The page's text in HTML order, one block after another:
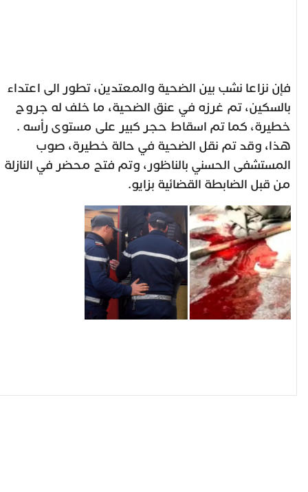
فإن نزاعا نشب بين الضحية والمعتدين، تطور الى اعتداء
بالسكين، تم غرزه في عنق الضحية، ما خلف له جروح
خطيرة، كما تم اسقاط حجر كبير على مستوى رأسه .
هذا، وقد تم نقل الضحية في حالة خطيرة، صوب
المستشفى الحسني بالناظور، وتم فتح محضر في النازلة
من قبل الضابطة القضائية بزايو.